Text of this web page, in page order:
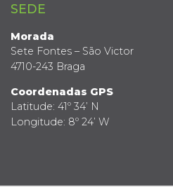
SEDE
Morada
Sete Fontes – São Victor
4710-243 Braga
Coordenadas GPS
Latitude: 41º 34’ N
Longitude: 8º 24’ W